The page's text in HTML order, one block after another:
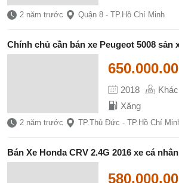
2 năm trước Quận 8 - TP.Hồ Chí Minh
Chính chủ cần bán xe Peugeot 5008 sản
2018 Khác
Xăng
2 năm trước TP.Thủ Đức - TP.Hồ Chí
Bán Xe Honda CRV 2.4G 2016 xe cá